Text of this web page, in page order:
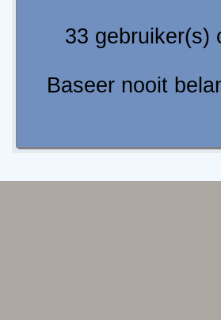
33 gebruiker(s)
Baseer nooit